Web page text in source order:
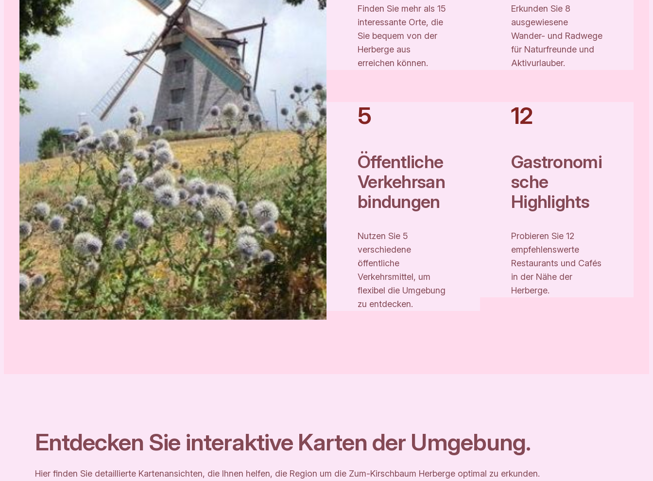
Finden Sie mehr als 15
interessante Orte, die
Sie bequem von der
Herberge aus
erreichen können.
Erkunden Sie 8
ausgewiesene
Wander- und Radwege
für Naturfreunde und
Aktivurlauber.
5
Öffentliche
Verkehrsan
bindungen
Nutzen Sie 5
verschiedene
öffentliche
Verkehrsmittel, um
flexibel die Umgebung
zu entdecken.
12
Gastronomi
sche
Highlights
Probieren Sie 12
empfehlenswerte
Restaurants und Cafés
in der Nähe der
Herberge.
Entdecken Sie interaktive Karten der Umgebung.
Hier finden Sie detaillierte Kartenansichten, die Ihnen helfen, die Region um die Zum-Kirschbaum Herberge optimal zu erkunden.